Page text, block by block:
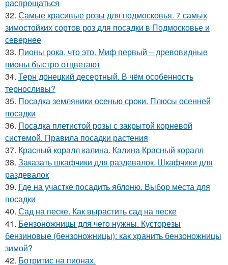
распрощаться
32. Самые красивые розы для подмосковья. 7 самых
зимостойких сортов роз для посадки в Подмосковье и
севернее
33. Пионы рока, что это. Миф первый – древовидные
пионы быстро отцветают
34. Терн донецкий десертный. В чём особенность
терносливы?
35. Посадка земляники осенью сроки. Плюсы осенней
посадки
36. Посадка плетистой розы с закрытой корневой
системой. Правила посадки растения
37. Красный коралл калина. Калина Красный коралл
38. Заказать шкафчики для раздевалок. Шкафчики для
раздевалок
39. Где на участке посадить яблоню. Выбор места для
посадки
40. Сад на песке. Как вырастить сад на песке
41. Бензоножницы для чего нужны. Кусторезы
бензиновые (бензоножницы): как хранить бензоножницы
зимой?
42. Ботритис на пионах.